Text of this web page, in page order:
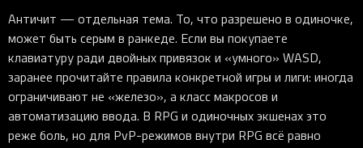
Античит — отдельная тема. То, что разрешено в одиночке,
может быть серым в ранкеде. Если вы покупаете
клавиатуру ради двойных привязок и «умного» WASD,
заранее прочитайте правила конкретной игры и лиги: иногда
ограничивают не «железо», а класс макросов и
автоматизацию ввода. В RPG и одиночных экшенах это
реже боль, но для PvP-режимов внутри RPG всё равно